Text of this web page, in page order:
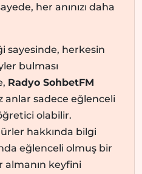
her anınızı daha
sayesinde, herkesin
bulması
Radyo SohbetFM
anlar sadece eğlenceli
olabilir.
hakkında bilgi
eğlenceli olmuş bir
almanın keyfini